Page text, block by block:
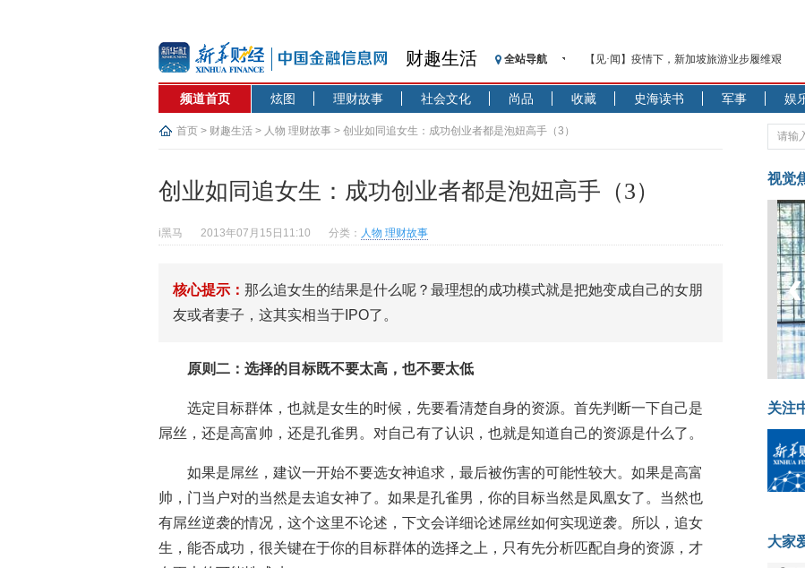
财趣生活 全站导航
【见·闻】疫情下，新加坡旅游业步履维艰
记者手记：疫情下的香港零售业如何浴火重生
【见·闻】疫情下一家香港传统零售商的转型突
济安金信：中国基金市场数据分析周报（2020.
【新华财经调查】同业存单、结构性存款玩起
央行公开市场净投放300亿元 短端资金利率明
基本面及股市双轮冲击 债市回调十年期债表
沥青期货连续两日涨逾3% 沪银及两粕涨势喜人
恒生聚源：北斗收官之星发射成功，全产业链
济安金信：中国基金市场数据分析周报（2020.
频道首页 炫图 理财故事 社会文化 尚品 收藏 史海读书 军事 娱
首页 > 财趣生活 > 人物 理财故事 > 创业如同追女生：成功创业者都是泡妞高手（3）
创业如同追女生：成功创业者都是泡妞高手（3）
i黑马 2013年07月15日11:10 分类： 人物 理财故事
核心提示： 那么追女生的结果是什么呢？最理想的成功模式就是把她变成自己的女朋
友或者妻子，这其实相当于IPO了。
原则二：选择的目标既不要太高，也不要太低
选定目标群体，也就是女生的时候，先要看清楚自身的资源。首先判断一下自己是
屌丝，还是高富帅，还是孔雀男。对自己有了认识，也就是知道自己的资源是什么了。
如果是屌丝，建议一开始不要选女神追求，最后被伤害的可能性较大。如果是高富
帅，门当户对的当然是去追女神了。如果是孔雀男，你的目标当然是凤凰女了。当然也
有屌丝逆袭的情况，这个这里不论述，下文会详细论述屌丝如何实现逆袭。所以，追女
生，能否成功，很关键在于你的目标群体的选择之上，只有先分析匹配自身的资源，才
视觉
‹
关注
大家